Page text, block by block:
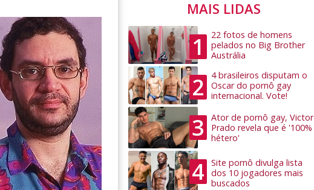
MAIS LIDAS
1
22 fotos de homens
pelados no Big Brother
Austrália
2
4 brasileiros disputam o
Oscar do pornô gay
internacional. Vote!
3
Ator de pornô gay, Victor
Prado revela que é '100%
hétero'
4
Site pornô divulga lista
dos 10 jogadores mais
buscados